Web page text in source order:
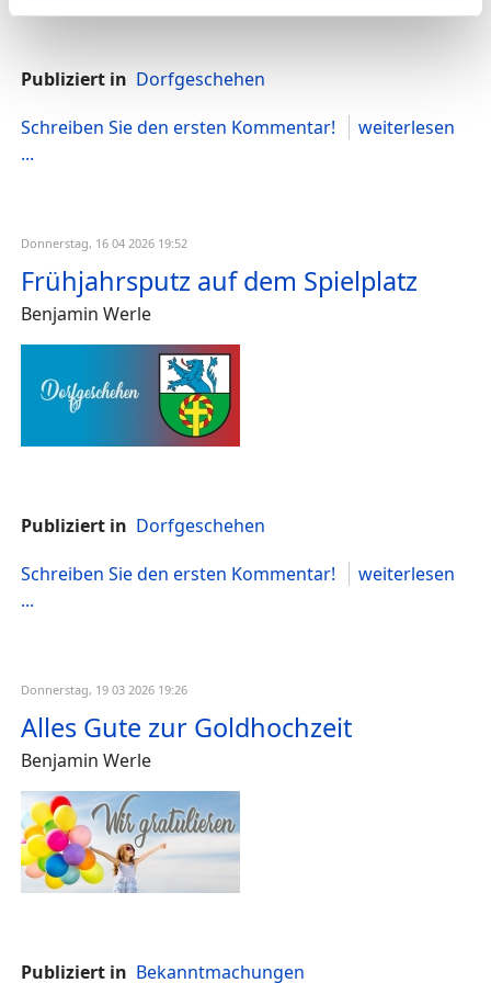
Publiziert in Dorfgeschehen
Schreiben Sie den ersten Kommentar!
weiterlesen
...
Donnerstag, 16 04 2026 19:52
Frühjahrsputz auf dem Spielplatz
Benjamin Werle
Publiziert in Dorfgeschehen
Schreiben Sie den ersten Kommentar!
weiterlesen
...
Donnerstag, 19 03 2026 19:26
Alles Gute zur Goldhochzeit
Benjamin Werle
Publiziert in Bekanntmachungen